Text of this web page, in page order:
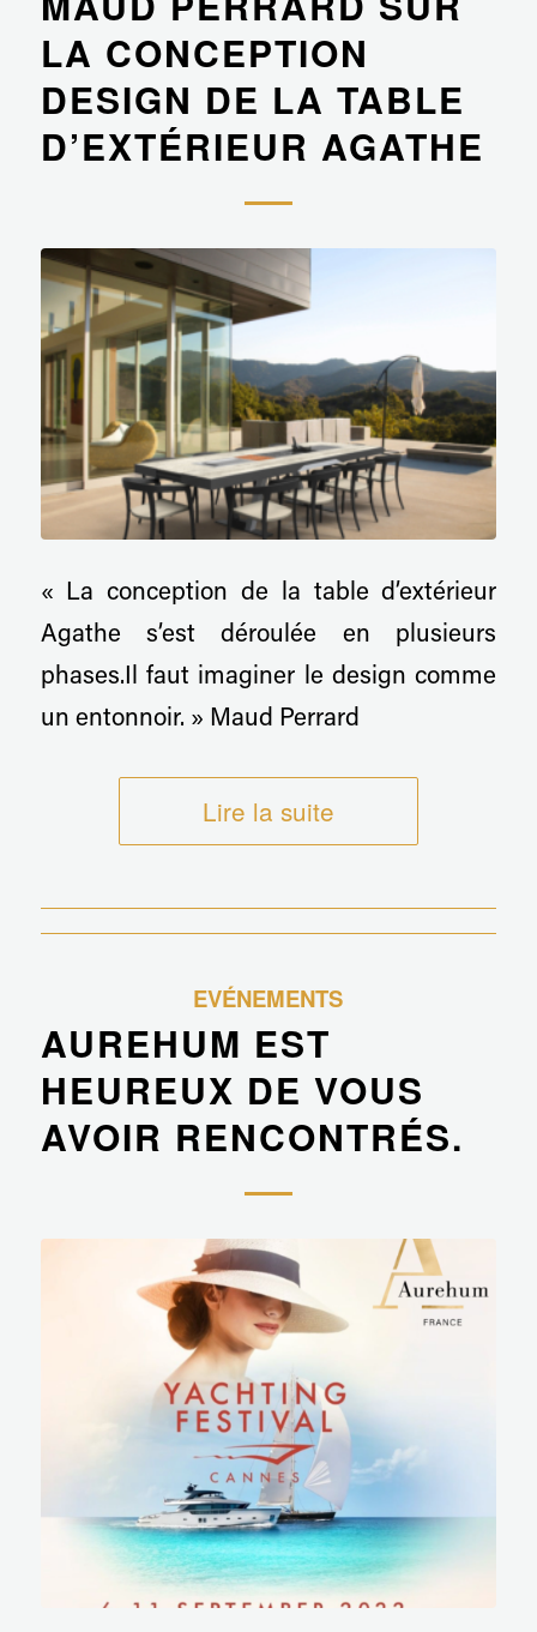
LA CONCEPTION
DESIGN DE LA TABLE
D’EXTÉRIEUR AGATHE
« La conception de la table d’extérieur
Agathe s’est déroulée en plusieurs
phases.Il faut imaginer le design comme
un entonnoir. » Maud Perrard
Lire la suite
EVÉNEMENTS
AUREHUM EST
HEUREUX DE VOUS
AVOIR RENCONTRÉS.